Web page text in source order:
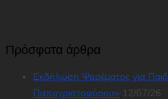
Πρόσφατα άρθρα
Εκδήλωση Ψαρέματος για
Παπαχριστοφόρου» 12/07/26